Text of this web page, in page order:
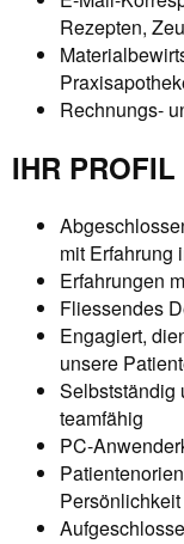
Rezepten,
Rechnungs-
IHR PROFIL
mit Erfahrung
Erfahrungen
Fliessendes
Engagiert,
unsere
Selbstständig
teamfähig
PC-
Persönlichkeit